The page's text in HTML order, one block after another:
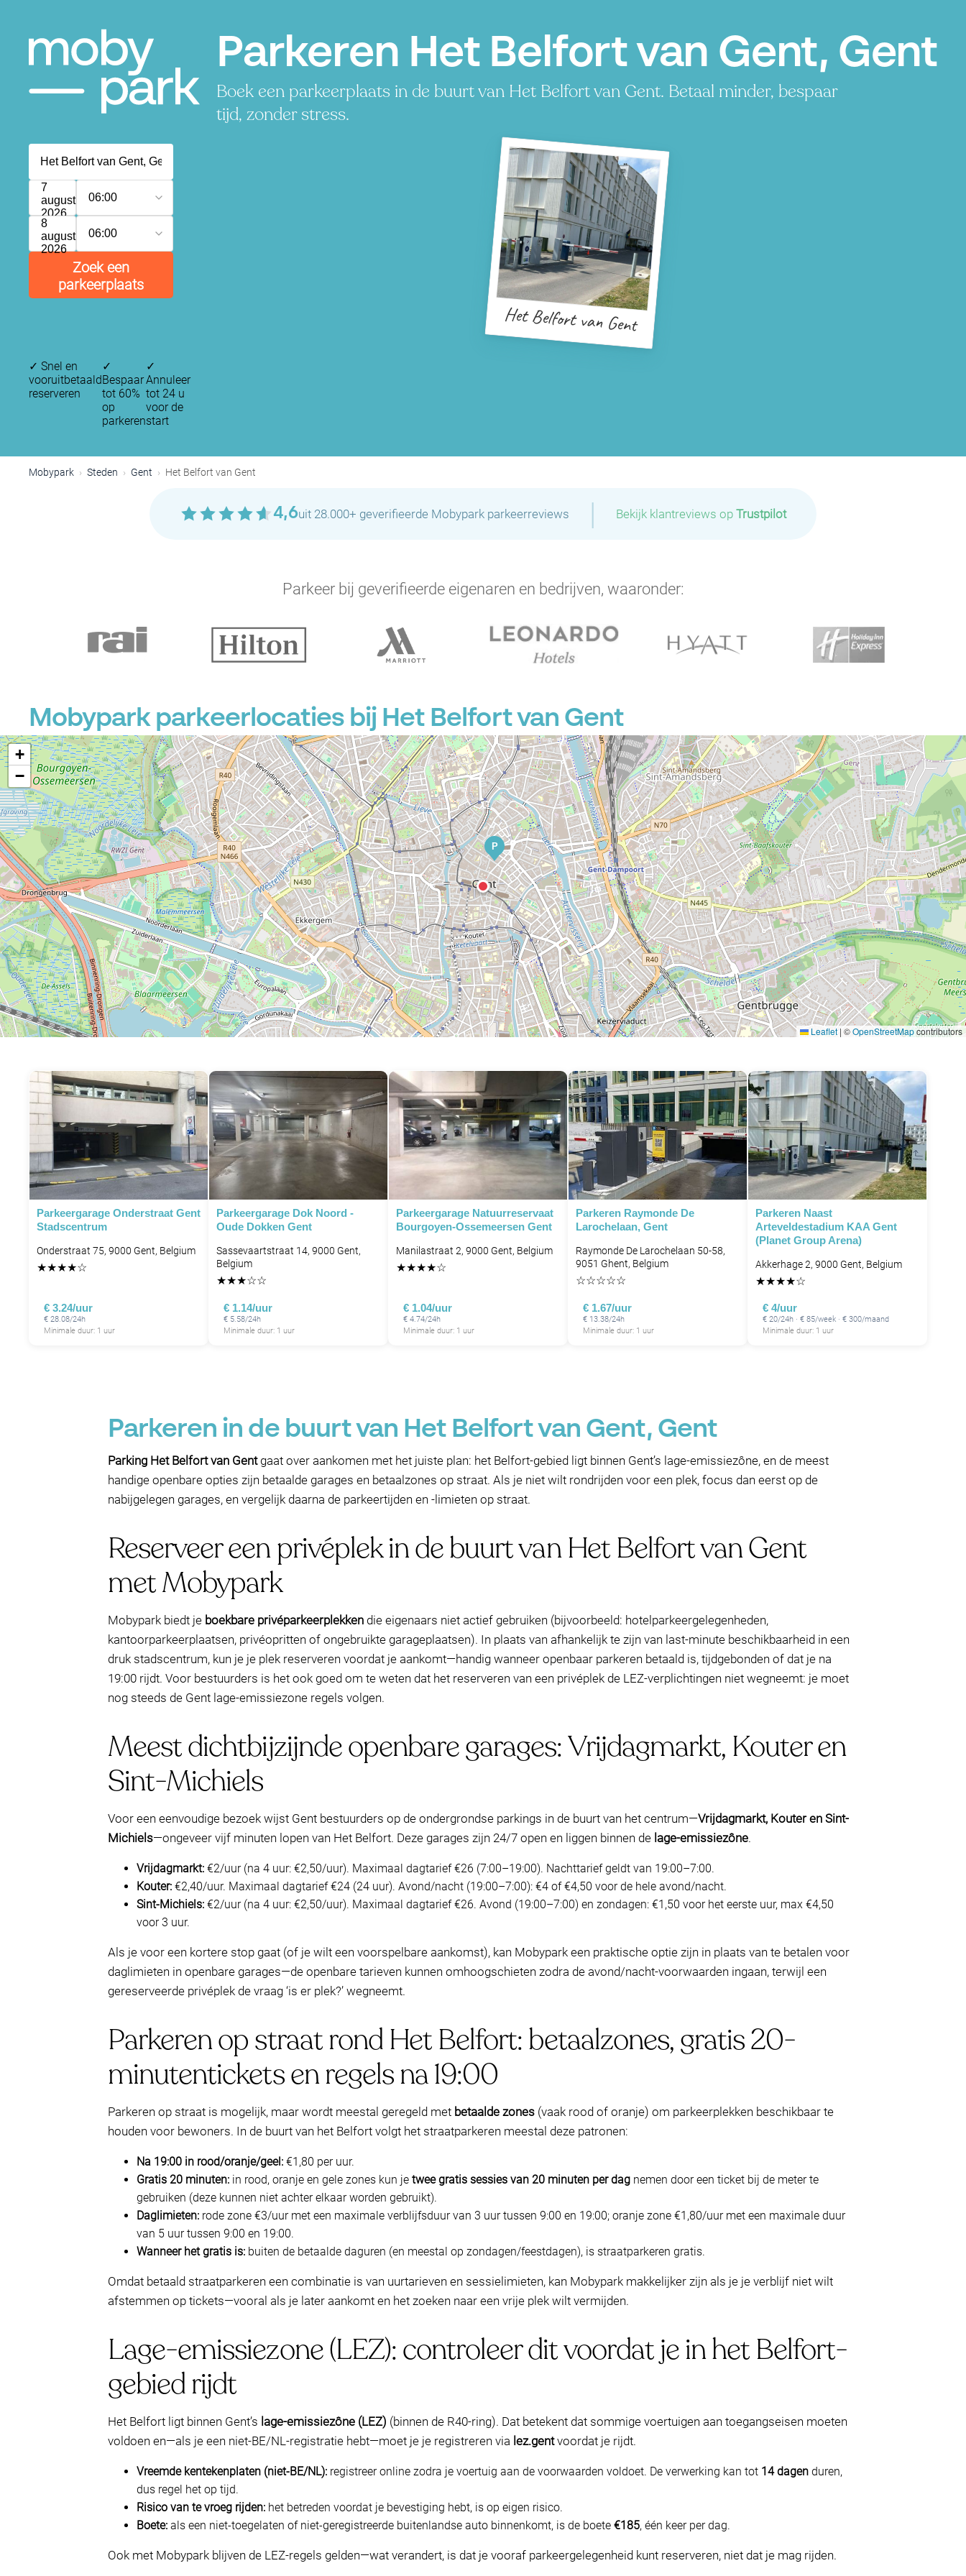
Parkeren Het Belfort van Gent, Gent
Boek een parkeerplaats in de buurt van Het Belfort van Gent. Betaal minder, bespaar
tijd, zonder stress.
7
augustus
2026
06:00
8
augustus
2026
06:00
Zoek een
parkeerplaats
Het Belfort van Gent
✓ Snel en
vooruitbetaald
reserveren
✓
Bespaar
tot 60%
op
parkeren
✓
Annuleer
tot 24 u
voor de
start
Mobypark Steden Gent Het Belfort van Gent
4,6uit 28.000+ geverifieerde Mobypark parkeerreviews | Bekijk klantreviews op Trustpilot
Parkeer bij geverifieerde eigenaren en bedrijven, waaronder:
Mobypark parkeerlocaties bij Het Belfort van Gent
P
P
+
−
Leaflet | ©OpenStreetMapcontributors
Parkeergarage Onderstraat Gent
Stadscentrum
Onderstraat 75, 9000 Gent, Belgium
★★★★☆
€ 3.24/uur
€ 28.08/24h
Minimale duur: 1 uur
Parkeergarage Dok Noord -
Oude Dokken Gent
Sassevaartstraat 14, 9000 Gent,
Belgium
★★★☆☆
€ 1.14/uur
€ 5.58/24h
Minimale duur: 1 uur
Parkeergarage Natuurreservaat
Bourgoyen-Ossemeersen Gent
Manilastraat 2, 9000 Gent, Belgium
★★★★☆
€ 1.04/uur
€ 4.74/24h
Minimale duur: 1 uur
Parkeren Raymonde De
Larochelaan, Gent
Raymonde De Larochelaan 50-58,
9051 Ghent, Belgium
☆☆☆☆☆
€ 1.67/uur
€ 13.38/24h
Minimale duur: 1 uur
Parkeren Naast
Arteveldestadium KAA Gent
(Planet Group Arena)
Akkerhage 2, 9000 Gent, Belgium
★★★★☆
€ 4/uur
€ 20/24h · € 85/week · € 300/maand
Minimale duur: 1 uur
Parkeren in de buurt van Het Belfort van Gent, Gent
Parking Het Belfort van Gentgaat over aankomen met het juiste plan: het Belfort-gebied ligt binnen Gent’s lage-emissiezône, en de meest
handige openbare opties zijn betaalde garages en betaalzones op straat. Als je niet wilt rondrijden voor een plek, focus dan eerst op de
nabijgelegen garages, en vergelijk daarna de parkeertijden en -limieten op straat.
Reserveer een privéplek in de buurt van Het Belfort van Gent
met Mobypark
Mobypark biedt je boekbare privéparkeerplekken die eigenaars niet actief gebruiken (bijvoorbeeld: hotelparkeergelegenheden,
kantoorparkeerplaatsen, privéopritten of ongebruikte garageplaatsen). In plaats van afhankelijk te zijn van last-minute beschikbaarheid in een
druk stadscentrum, kun je je plek reserveren voordat je aankomt—handig wanneer openbaar parkeren betaald is, tijdgebonden of dat je na
19:00 rijdt. Voor bestuurders is het ook goed om te weten dat het reserveren van een privéplek de LEZ-verplichtingen niet wegneemt: je moet
nog steeds de Gent lage-emissiezone regels volgen.
Meest dichtbijzijnde openbare garages: Vrijdagmarkt, Kouter en
Sint-Michiels
Voor een eenvoudige bezoek wijst Gent bestuurders op de ondergrondse parkings in de buurt van het centrum—Vrijdagmarkt, Kouter en Sint-
Michiels—ongeveer vijf minuten lopen van Het Belfort. Deze garages zijn 24/7 open en liggen binnen de lage-emissiezône.
Vrijdagmarkt: €2/uur (na 4 uur: €2,50/uur). Maximaal dagtarief €26 (7:00–19:00). Nachttarief geldt van 19:00–7:00.
Kouter: €2,40/uur. Maximaal dagtarief €24 (24 uur). Avond/nacht (19:00–7:00): €4 of €4,50 voor de hele avond/nacht.
Sint-Michiels: €2/uur (na 4 uur: €2,50/uur). Maximaal dagtarief €26. Avond (19:00–7:00) en zondagen: €1,50 voor het eerste uur, max €4,50
voor 3 uur.
Als je voor een kortere stop gaat (of je wilt een voorspelbare aankomst), kan Mobypark een praktische optie zijn in plaats van te betalen voor
daglimieten in openbare garages—de openbare tarieven kunnen omhoogschieten zodra de avond/nacht-voorwaarden ingaan, terwijl een
gereserveerde privéplek de vraag ‘is er plek?’ wegneemt.
Parkeren op straat rond Het Belfort: betaalzones, gratis 20-
minutentickets en regels na 19:00
Parkeren op straat is mogelijk, maar wordt meestal geregeld met betaalde zones (vaak rood of oranje) om parkeerplekken beschikbaar te
houden voor bewoners. In de buurt van het Belfort volgt het straatparkeren meestal deze patronen:
Na 19:00 in rood/oranje/geel: €1,80 per uur.
Gratis 20 minuten: in rood, oranje en gele zones kun je twee gratis sessies van 20 minuten per dag nemen door een ticket bij de meter te
gebruiken (deze kunnen niet achter elkaar worden gebruikt).
Daglimieten: rode zone €3/uur met een maximale verblijfsduur van 3 uur tussen 9:00 en 19:00; oranje zone €1,80/uur met een maximale duur
van 5 uur tussen 9:00 en 19:00.
Wanneer het gratis is: buiten de betaalde daguren (en meestal op zondagen/feestdagen), is straatparkeren gratis.
Omdat betaald straatparkeren een combinatie is van uurtarieven en sessielimieten, kan Mobypark makkelijker zijn als je je verblijf niet wilt
afstemmen op tickets—vooral als je later aankomt en het zoeken naar een vrije plek wilt vermijden.
Lage-emissiezone (LEZ): controleer dit voordat je in het Belfort-
gebied rijdt
Het Belfort ligt binnen Gent’s lage-emissiezône (LEZ) (binnen de R40-ring). Dat betekent dat sommige voertuigen aan toegangseisen moeten
voldoen en—als je een niet-BE/NL-registratie hebt—moet je je registreren via lez.gentvoordat je rijdt.
Vreemde kentekenplaten (niet-BE/NL): registreer online zodra je voertuig aan de voorwaarden voldoet. De verwerking kan tot 14 dagen duren,
dus regel het op tijd.
Risico van te vroeg rijden: het betreden voordat je bevestiging hebt, is op eigen risico.
Boete: als een niet-toegelaten of niet-geregistreerde buitenlandse auto binnenkomt, is de boete €185, één keer per dag.
Ook met Mobypark blijven de LEZ-regels gelden—wat verandert, is dat je vooraf parkeergelegenheid kunt reserveren, niet dat je mag rijden.